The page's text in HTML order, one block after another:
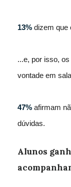
13% dizem que
...e, por isso,
vontade em sala
47% afirmam
dúvidas.
Alunos